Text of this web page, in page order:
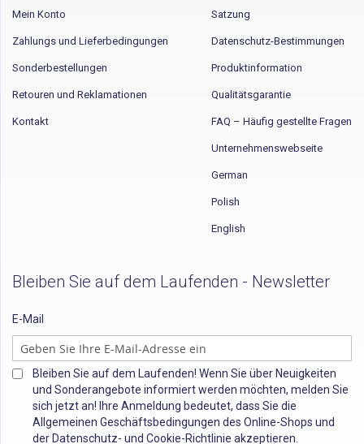
Mein Konto
Zahlungs und Lieferbedingungen
Sonderbestellungen
Retouren und Reklamationen
Kontakt
Satzung
Datenschutz-Bestimmungen
Produktinformation
Qualitätsgarantie
FAQ – Häufig gestellte Fragen
Unternehmenswebseite
German
Polish
English
Bleiben Sie auf dem Laufenden - Newsletter
E-Mail
Bleiben Sie auf dem Laufenden! Wenn Sie über Neuigkeiten
und Sonderangebote informiert werden möchten, melden Sie
sich jetzt an! Ihre Anmeldung bedeutet, dass Sie die
Allgemeinen Geschäftsbedingungen des Online-Shops und
der Datenschutz- und Cookie-Richtlinie akzeptieren.